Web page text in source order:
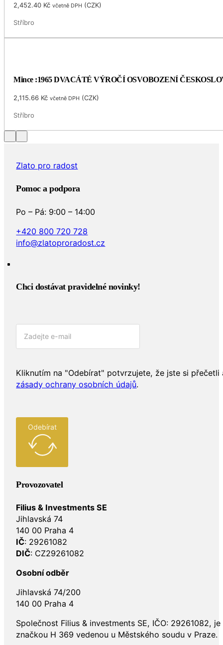
2,452.40 Kč včetně DPH (CZK)
Stříbro
Mince :1965 DVACÁTÉ VÝROČÍ OSVOBOZENÍ
2,115.66 Kč včetně DPH (CZK)
Stříbro
Zlato pro radost
Pomoc a podpora
Po – Pá: 9:00 – 14:00
+420 800 720 728
info@zlatoproradost.cz
Chci dostávat pravidelné novinky!​
Kliknutím na "Odebírat" potvrzujete, že jste si přečetli
zásady ochrany osobních údajů.
Odebírat
Provozovatel
Filius & Investments SE
Jihlavská 74
140 00 Praha 4
IČ: 29261082
DIČ: CZ29261082
Osobní odběr
Jihlavská 74/200
140 00 Praha 4
Společnost Filius & investments SE, IČO: 29261082,
značkou H 369 vedenou u Městského soudu v Praze.